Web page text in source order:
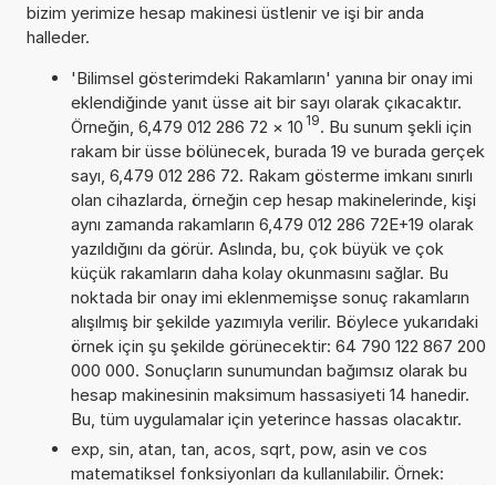
bizim yerimize hesap makinesi üstlenir ve işi bir anda
halleder.
'Bilimsel gösterimdeki Rakamların' yanına bir onay imi
eklendiğinde yanıt üsse ait bir sayı olarak çıkacaktır.
Örneğin, 6,479 012 286 72 × 10 19. Bu sunum şekli için
rakam bir üsse bölünecek, burada 19 ve burada gerçek
sayı, 6,479 012 286 72. Rakam gösterme imkanı sınırlı
olan cihazlarda, örneğin cep hesap makinelerinde, kişi
aynı zamanda rakamların 6,479 012 286 72E+19 olarak
yazıldığını da görür. Aslında, bu, çok büyük ve çok
küçük rakamların daha kolay okunmasını sağlar. Bu
noktada bir onay imi eklenmemişse sonuç rakamların
alışılmış bir şekilde yazımıyla verilir. Böylece yukarıdaki
örnek için şu şekilde görünecektir: 64 790 122 867 200
000 000. Sonuçların sunumundan bağımsız olarak bu
hesap makinesinin maksimum hassasiyeti 14 hanedir.
Bu, tüm uygulamalar için yeterince hassas olacaktır.
exp, sin, atan, tan, acos, sqrt, pow, asin ve cos
matematiksel fonksiyonları da kullanılabilir. Örnek: